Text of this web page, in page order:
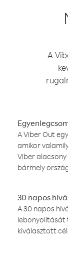
A
A Viber Out
amikor
Viber
bármely
30 napos
A 30 napos
lebonyolítását
kiválasztott